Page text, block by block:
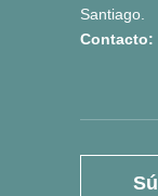
Santiago.
Contacto: